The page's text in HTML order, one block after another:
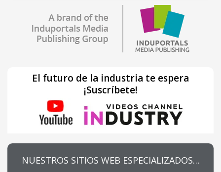
El futuro de la industria te espera
¡Suscríbete!
NUESTROS SITIOS WEB ESPECIALIZADOS…